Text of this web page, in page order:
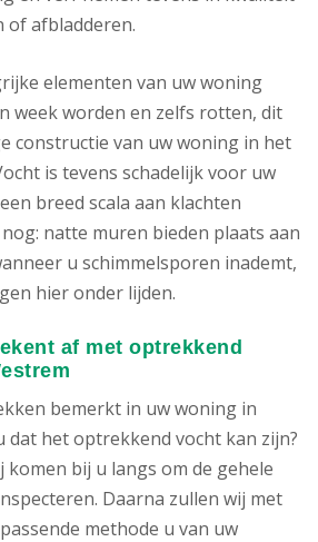
of afbladderen.
elementen van uw woning
week worden en zelfs rotten, dit
constructie van uw woning in het
is tevens schadelijk voor uw
breed scala aan klachten
natte muren bieden plaats aan
u schimmelsporen inademt,
hier onder lijden.
af met optrekkend
bemerkt in uw woning in
dat het optrekkend vocht kan zijn?
komen bij u langs om de gehele
Daarna zullen wij met
methode u van uw